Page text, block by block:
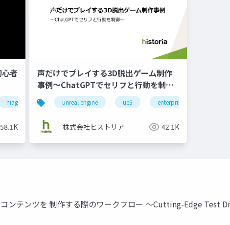
者
niagara games effect epic games japan
58.1K
声だけでプレイする3D脱出ゲーム制作
事例～ChatGPTでセリフと行動を制御
～
unreal engine ue5 enterprise
株式会社ヒストリア 42.1K
ンテンツを 制作する際のワークフロー ～Cutting-Edge Test